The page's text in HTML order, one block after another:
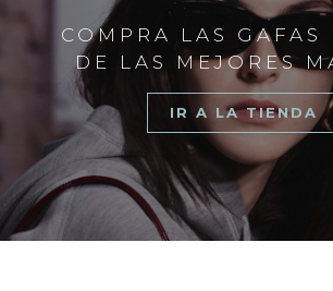
COMPRA LAS GAFAS
DE LAS MEJORES
IR A LA TIENDA